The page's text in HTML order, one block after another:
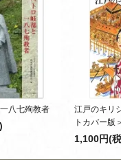
八七殉教者
江戸のキリ
トカバー版
1,100円(